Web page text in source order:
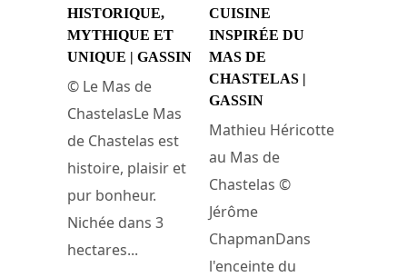
HISTORIQUE,
MYTHIQUE ET
UNIQUE | GASSIN
© Le Mas de
ChastelasLe Mas
de Chastelas est
histoire, plaisir et
pur bonheur.
Nichée dans 3
hectares...
CUISINE
INSPIRÉE DU
MAS DE
CHASTELAS |
GASSIN
Mathieu Héricotte
au Mas de
Chastelas ©
Jérôme
ChapmanDans
l'enceinte du